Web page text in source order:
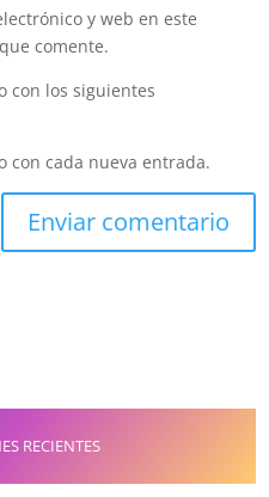
y web en este
comente.
con los siguientes
con cada nueva entrada.
RECIENTES